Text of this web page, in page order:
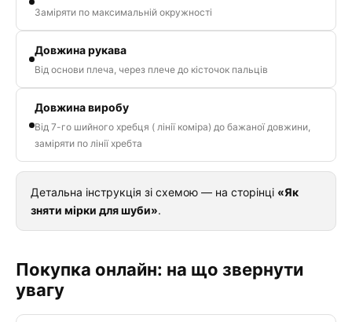
Заміряти по максимальній окружності
Довжина рукава
Від основи плеча, через плече до кісточок пальців
Довжина виробу
Від 7-го шийного хребця ( лінії коміра) до бажаної довжини,
заміряти по лінії хребта
Детальна інструкція зі схемою — на сторінці «Як
зняти мірки для шуби».
Покупка онлайн: на що звернути
увагу